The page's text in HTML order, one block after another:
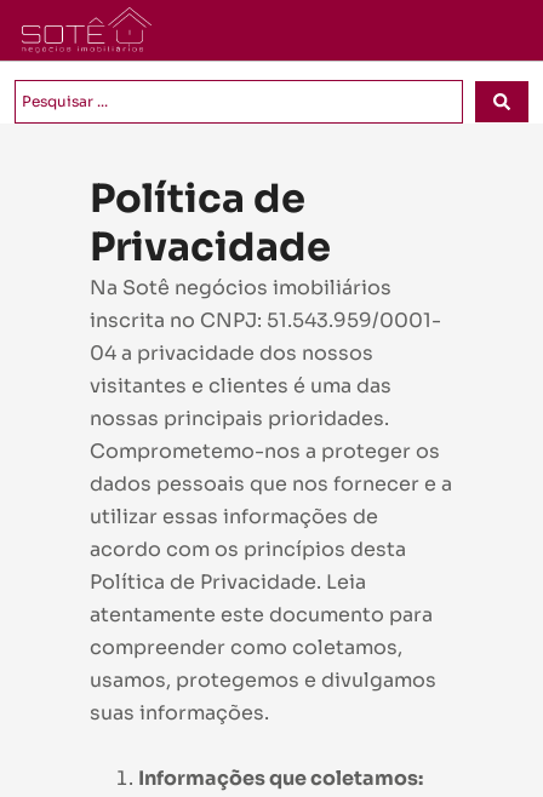
Política de
Privacidade
Na Sotê negócios imobiliários
inscrita no CNPJ: 51.543.959/0001-
04 a privacidade dos nossos
visitantes e clientes é uma das
nossas principais prioridades.
Comprometemo-nos a proteger os
dados pessoais que nos fornecer e a
utilizar essas informações de
acordo com os princípios desta
Política de Privacidade. Leia
atentamente este documento para
compreender como coletamos,
usamos, protegemos e divulgamos
suas informações.
Informações que coletamos: